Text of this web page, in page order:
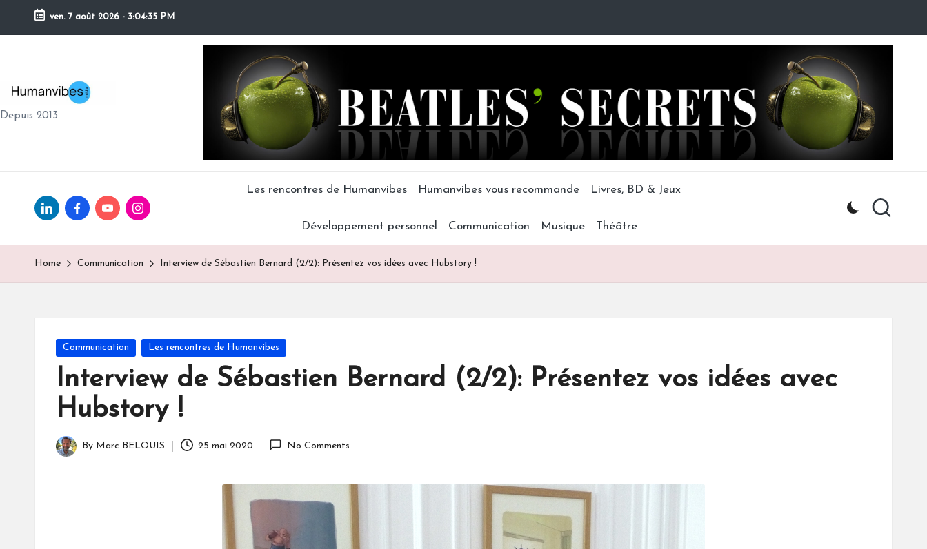
Skip
ven. 7 août 2026 - 3:04:36 PM
H
U
V
IB
Depuis 2013
Linkedin.comfacebook.com
Youtube.comInstagram.com
Les rencontres de Humanvibes Humanvibes vous recommande Livres, BD & Jeux
Développement personnel Communication Musique Théâtre
Home Communication Interview de Sébastien Bernard (2/2): Présentez vos idées avec Hubstory !
Posted
Communication Les rencontres de Humanvibes
Interview de Sébastien Bernard (2/2): Présentez vos idées avec
Hubstory !
Posted
By Marc BELOUIS 25 mai 2020 No Comments